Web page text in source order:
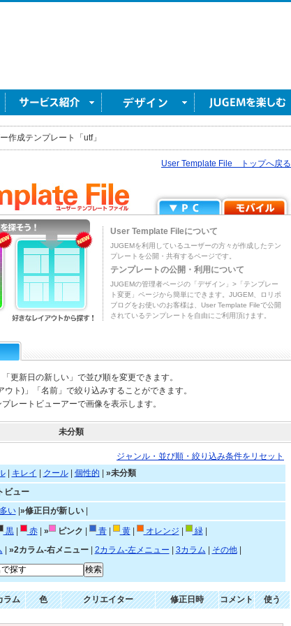
作成テンプレート「utf」
User Template File トップへ戻る
User Template Fileについて
JUGEMを利用しているユーザーの方々が作成したテン
プレートを公開・共有するページです。
テンプレートの公開・利用について
JUGEMの管理者ページの「デザイン」>「テンプレー
ト変更」ページから簡単にできます。JUGEM、ロリポ
ブログをお使いのお客様は、User Template Fileで公開
されているテンプレートを自由にご利用頂けます。
更新日の新しい」で並び順を変更できます。
ト)」「名前」で絞り込みすることができます。
レートビューアーで画像を表示します。
未分類
ジャンル・並び順・絞り込み条件をリセット
| キレイ クール| 個性的
»未分類
ビュー
い| »修正日が新しい|
黒| 赤| » ピンク 青| 黄| オレンジ 緑|
»2カラム-右メニュー| 2カラム-左メニュー 3カラム その他|
ラム 色 クリエイター 修正日時 コメント 使う